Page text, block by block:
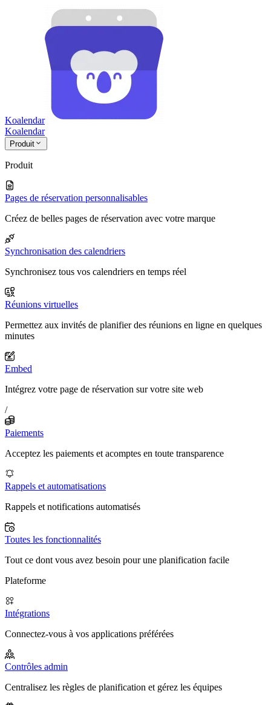
Koalendar
Koalendar
Produit
Produit
Pages de réservation personnalisables
Créez de belles pages de réservation avec votre marque
Synchronisation des calendriers
Synchronisez tous vos calendriers en temps réel
Réunions virtuelles
Permettez aux invités de planifier des réunions en ligne en quelques
minutes
Embed
Intégrez votre page de réservation sur votre site web
/
Paiements
Acceptez les paiements et acomptes en toute transparence
Rappels et automatisations
Rappels et notifications automatisés
Toutes les fonctionnalités
Tout ce dont vous avez besoin pour une planification facile
Plateforme
Intégrations
Connectez-vous à vos applications préférées
Contrôles admin
Centralisez les règles de planification et gérez les équipes